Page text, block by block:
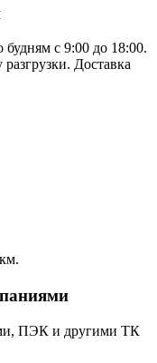
с 9:00 до 18:00.
Доставка
ПЭК и другими ТК